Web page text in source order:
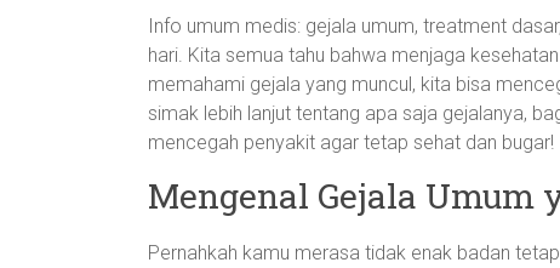
Info umum medis: gejala umum, treatment
hari. Kita semua tahu bahwa menjaga
memahami gejala yang muncul, kita bisa
simak lebih lanjut tentang apa saja gejalanya,
mencegah penyakit agar tetap sehat dan bugar!
Mengenal Gejala Umum
Pernahkah kamu merasa tidak enak badan